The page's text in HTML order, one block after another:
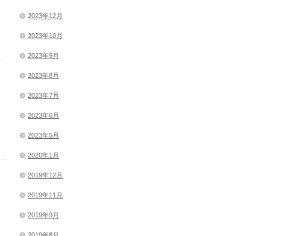
2023年12月
2023年10月
2023年9月
2023年8月
2023年7月
2023年6月
2023年5月
2020年1月
2019年12月
2019年11月
2019年9月